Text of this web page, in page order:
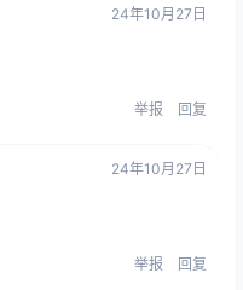
24年10月27日
举报 回复
24年10月27日
举报 回复